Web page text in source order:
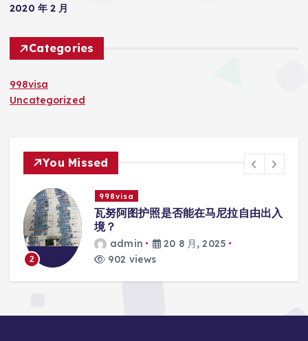
2020 年 2 月
Categories
998visa
Uncategorized
You Missed
2
998visa
瓦努阿图护照是否能在马尼拉自由出入
境？
admin
20 8 月, 2025
902 views